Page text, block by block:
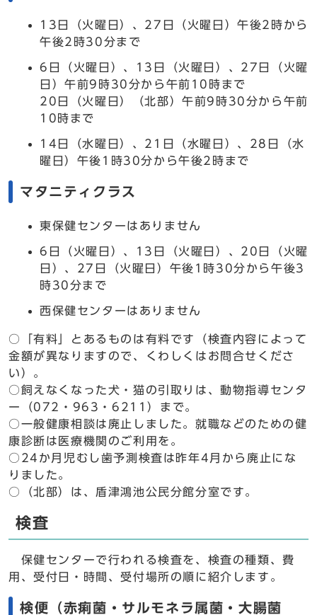
13日（火曜日）、27日（火曜日）午後2時から
午後2時30分まで
6日（火曜日）、13日（火曜日）、27日（火曜
日）午前9時30分から午前10時まで
20日（火曜日）（北部）午前9時30分から午前
10時まで
14日（水曜日）、21日（水曜日）、28日（水
曜日）午後1時30分から午後2時まで
マタニティクラス
東保健センターはありません
6日（火曜日）、13日（火曜日）、20日（火曜
日）、27日（火曜日）午後1時30分から午後3
時30分まで
西保健センターはありません
○「有料」とあるものは有料です（検査内容によって
金額が異なりますので、くわしくはお問合せくださ
い）。
○飼えなくなった犬・猫の引取りは、動物指導センタ
ー（072・963・6211）まで。
○一般健康相談は廃止しました。就職などのための健
康診断は医療機関のご利用を。
○24か月児むし歯予測検査は昨年4月から廃止にな
りました。
○（北部）は、盾津鴻池公民分館分室です。
検査
保健センターで行われる検査を、検査の種類、費
用、受付日・時間、受付場所の順に紹介します。
検便（赤痢菌・サルモネラ属菌・大腸菌